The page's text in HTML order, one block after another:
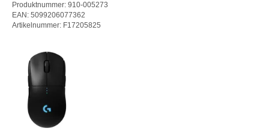
Produktnummer: 910-005273
EAN: 5099206077362
Artikelnummer: F17205825